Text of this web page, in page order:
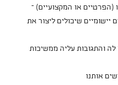
(הפרטיים או המקצועיים) –
יישומיים שיכולים ליצור את
והתגובות עליה ממשיכות
אותנו